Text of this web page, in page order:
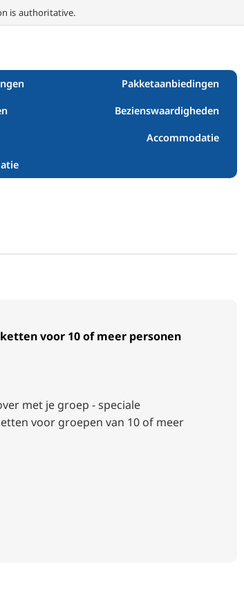
is authoritative.
Pakketaanbiedingen
Bezienswaardigheden
Accommodatie
voor 10 of meer personen
met je groep - speciale
voor groepen van 10 of meer